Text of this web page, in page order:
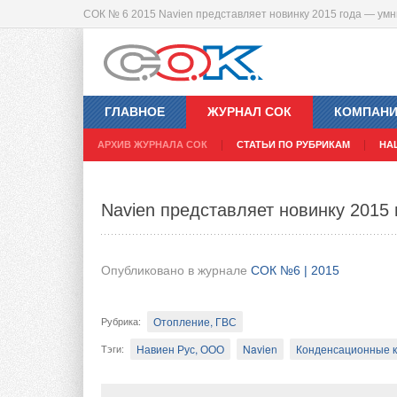
СОК № 6 2015 Navien представляет новинку 2015 года —
ГЛАВНОЕ ЖУРНАЛ СОК
АРХИВ ЖУРНАЛА СОК СТАТЬИ ПО РУБРИКАМ
Navien представляет новинку
Опубликовано в журнале СОК №6 | 2015
Рубрика: Отопление, ГВС
Тэги: Навиен Рус, ООО Navien Конденсационные
Модернизация коллекторных
горизонтальных систем
Опубликовано в журнале СОК №6 | 2015
Рубрика Инж.сантехника
Джакомини Рус, ООО Giacomini Арматура,
Компания Giacomini в текущем году
типовых узлов, значительно увеличен